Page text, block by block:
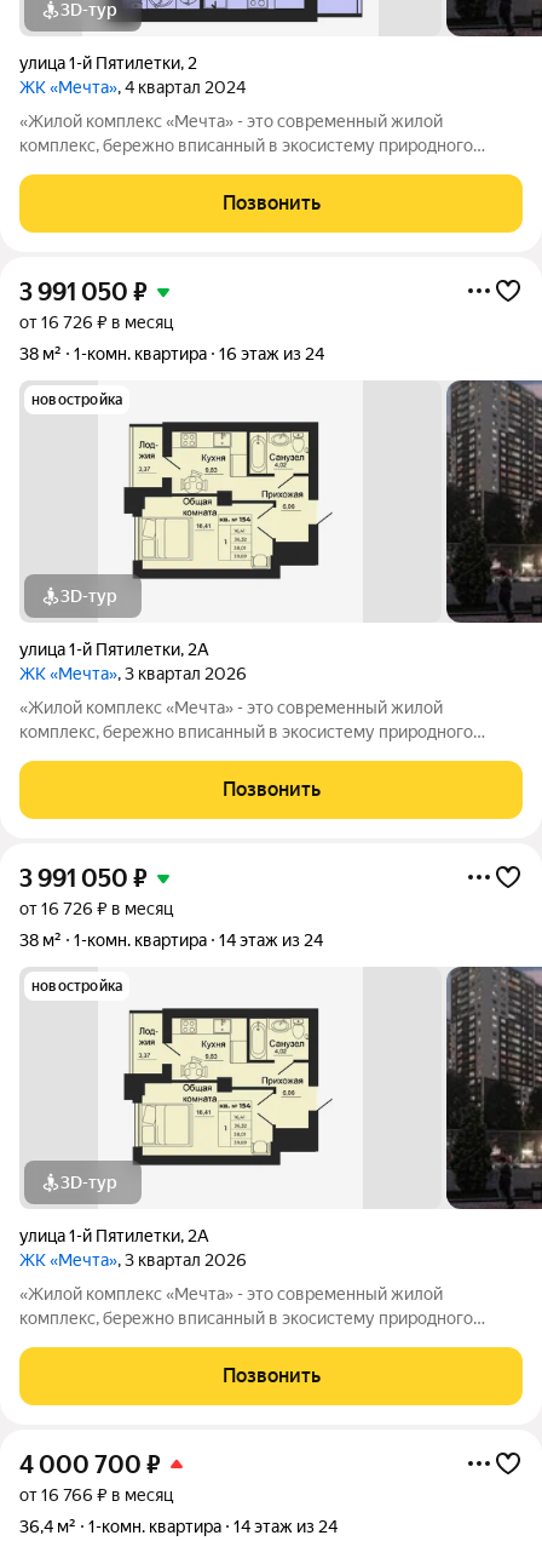
3D-тур
улица 1-й Пятилетки, 2
ЖК «Мечта», 4 квартал 2024
«Жилой комплекс «Мечта» - это современный жилой
комплекс, бережно вписанный в экосистему природного
Пятилетки. Находясь в 10-ти минутах езды от центра одного из
крупнейших мегаполисов юга
Позвонить
3 991 050 ₽
от 16 726 ₽ в месяц
38 м²
1-комн. квартира 16 этаж из 24
новостройка
3D-тур
улица 1-й Пятилетки, 2А
ЖК «Мечта», 3 квартал 2026
«Жилой комплекс «Мечта» - это современный жилой
комплекс, бережно вписанный в экосистему природного
Пятилетки. Находясь в 10-ти минутах езды от центра одного из
крупнейших мегаполисов юга
Позвонить
3 991 050 ₽
от 16 726 ₽ в месяц
38 м²
1-комн. квартира 14 этаж из 24
новостройка
3D-тур
улица 1-й Пятилетки, 2А
ЖК «Мечта», 3 квартал 2026
«Жилой комплекс «Мечта» - это современный жилой
комплекс, бережно вписанный в экосистему природного
Пятилетки. Находясь в 10-ти минутах езды от центра одного из
крупнейших мегаполисов юга
Позвонить
4 000 700 ₽
от 16 766 ₽ в месяц
36,4 м²
1-комн. квартира 14 этаж из 24